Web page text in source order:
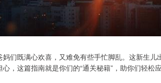
们既满心欢喜，又难免有些手忙脚乱。这新生儿
，这篇指南就是你们的“通关秘籍”，助你们轻松
14295.08 184.96 1.31%